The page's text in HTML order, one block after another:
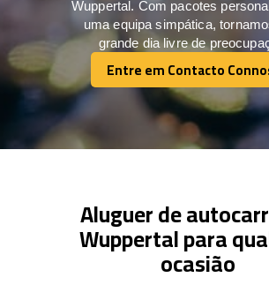
Wuppertal. Com pacotes
uma equipa simpática,
grande dia livre de
Entre em Contacto
Entre em Contacto
Aluguer de
Wuppertal para
ocasião